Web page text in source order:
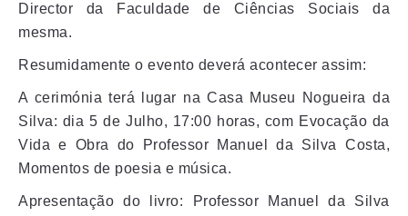
Director da Faculdade de Ciências Sociais da
mesma.
Resumidamente o evento deverá acontecer assim:
A cerimónia terá lugar na Casa Museu Nogueira da
Silva: dia 5 de Julho, 17:00 horas, com Evocação da
Vida e Obra do Professor Manuel da Silva Costa,
Momentos de poesia e música.
Apresentação do livro: Professor Manuel da Silva